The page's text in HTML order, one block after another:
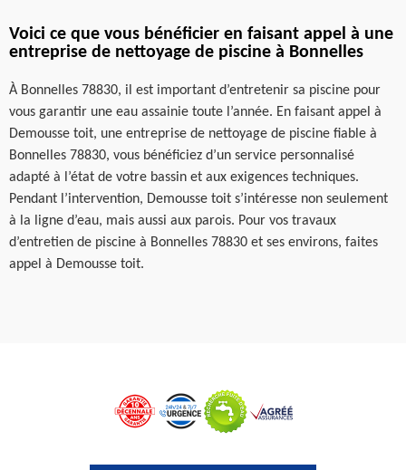
Voici ce que vous bénéficier en faisant appel à une
entreprise de nettoyage de piscine à Bonnelles
À Bonnelles 78830, il est important d’entretenir sa piscine pour
vous garantir une eau assainie toute l’année. En faisant appel à
Demousse toit, une entreprise de nettoyage de piscine fiable à
Bonnelles 78830, vous bénéficiez d’un service personnalisé
adapté à l’état de votre bassin et aux exigences techniques.
Pendant l’intervention, Demousse toit s’intéresse non seulement
à la ligne d’eau, mais aussi aux parois. Pour vos travaux
d’entretien de piscine à Bonnelles 78830 et ses environs, faites
appel à Demousse toit.